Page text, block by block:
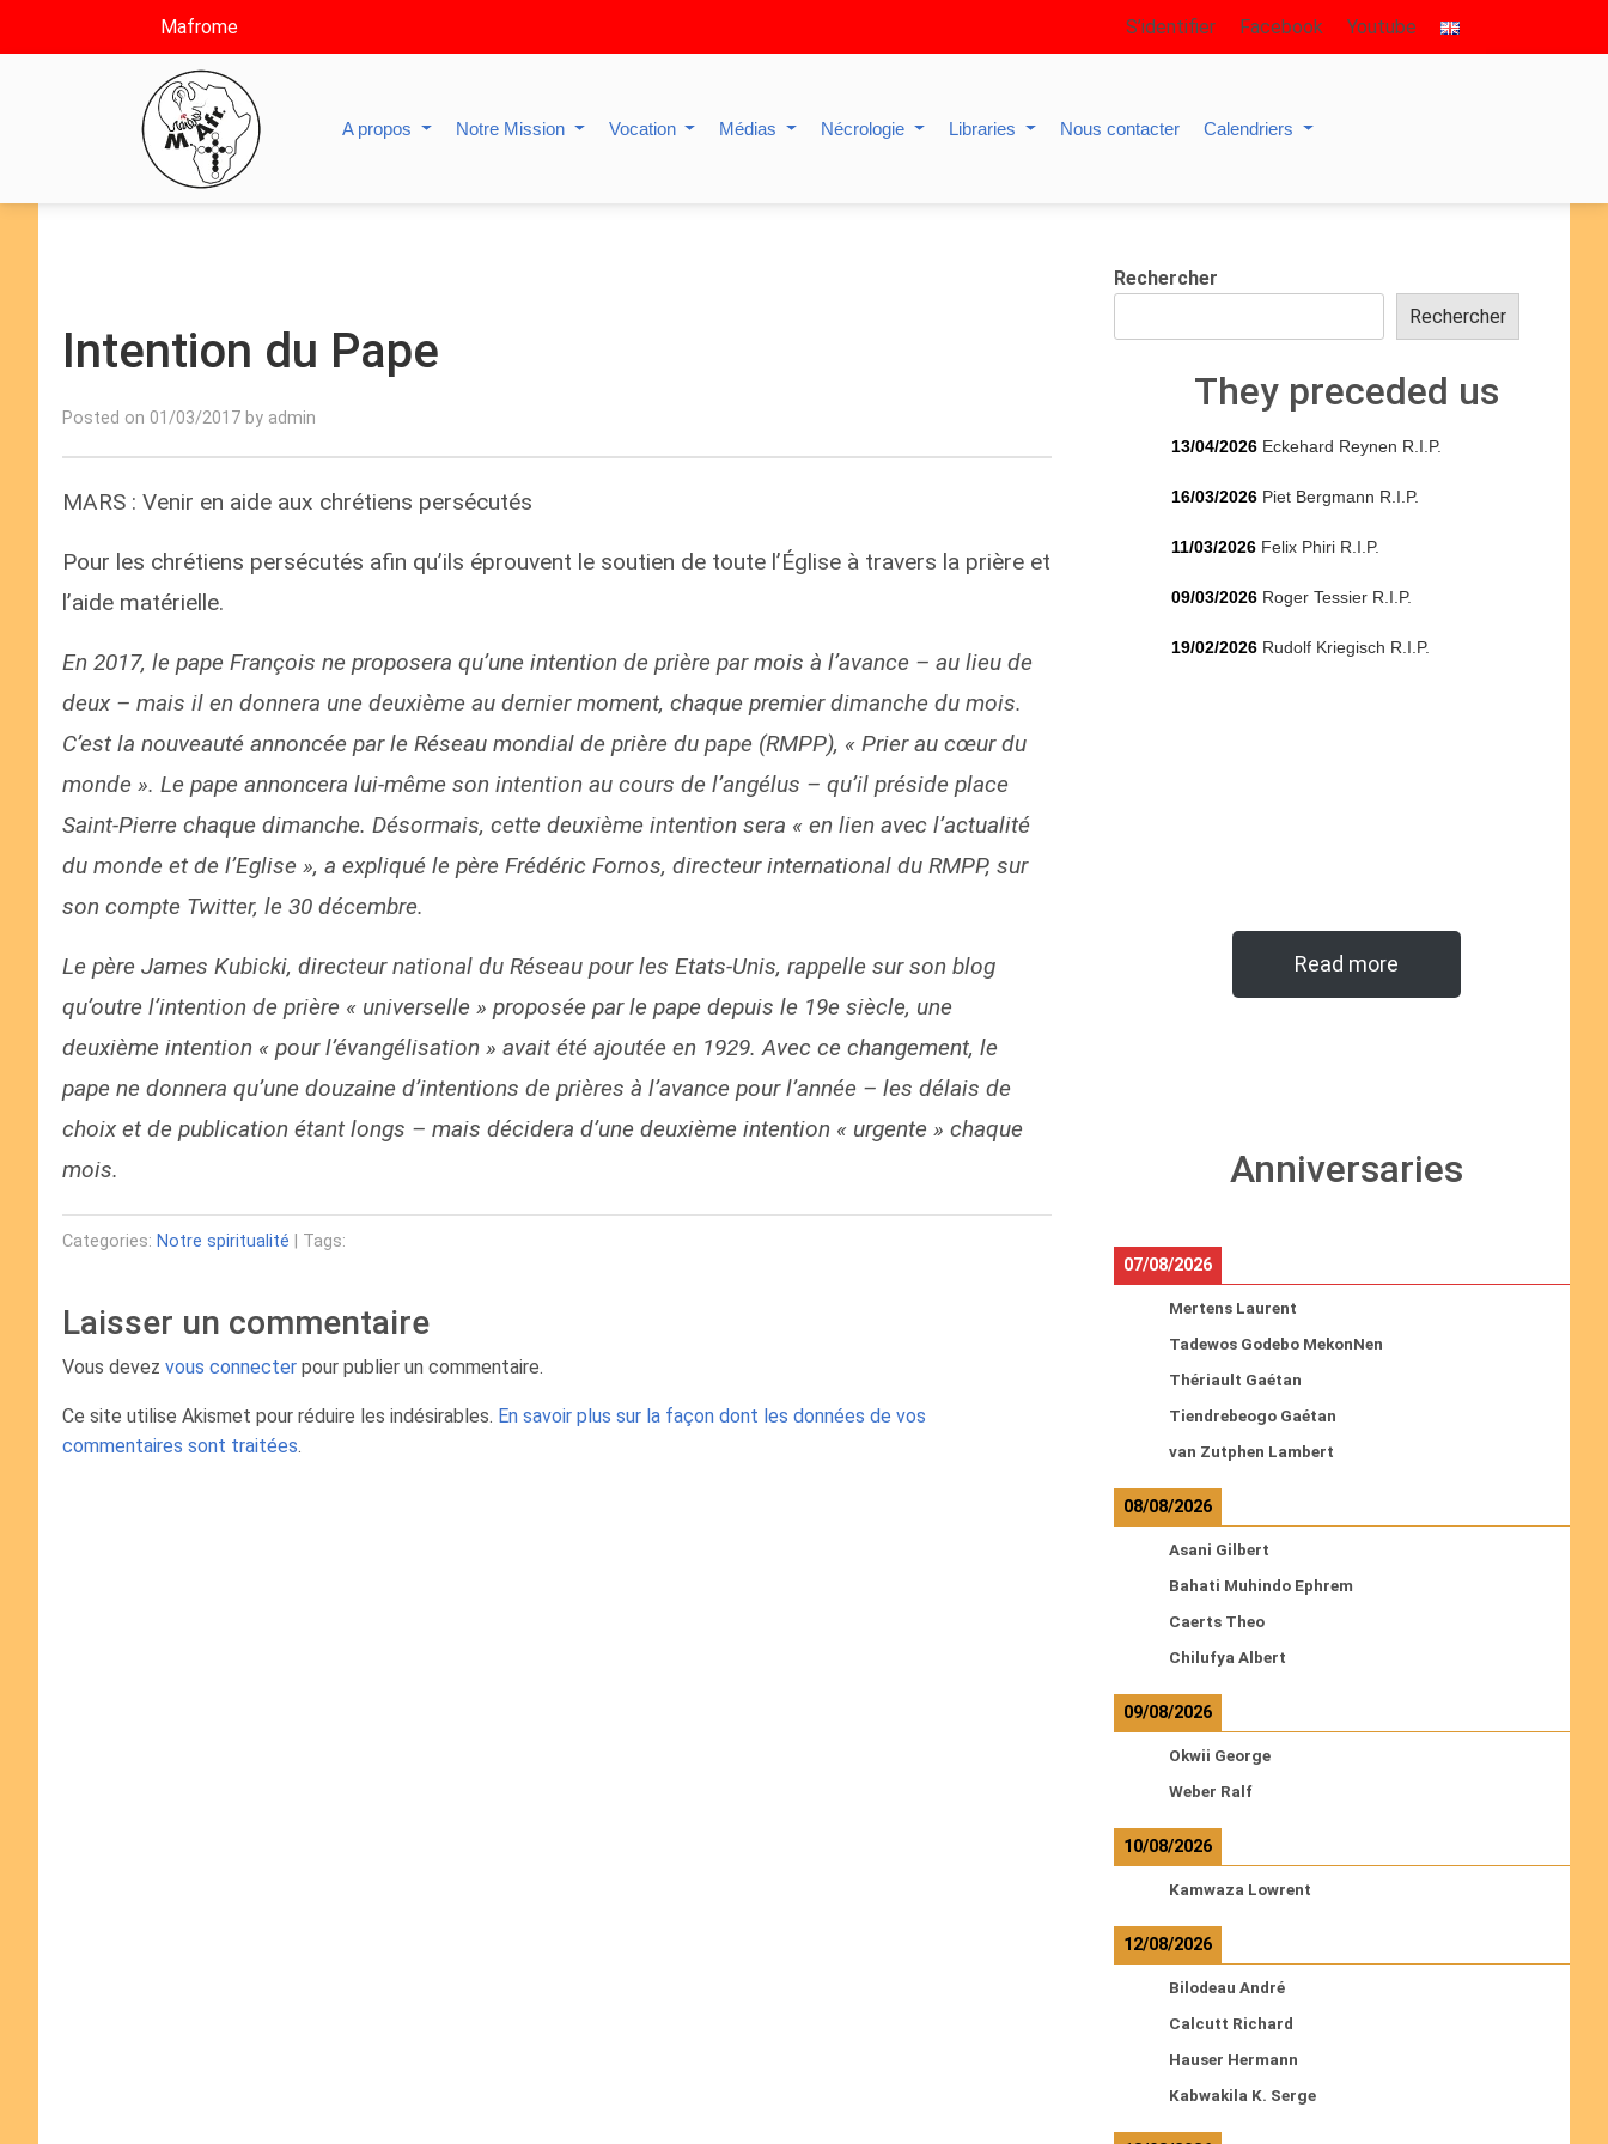
Mafrome S’identifier Facebook Youtube
A propos Notre Mission Vocation Médias Nécrologie Libraries Nous contacter Calendriers
Intention du Pape
Posted on 01/03/2017 by admin
MARS : Venir en aide aux chrétiens persécutés
Pour les chrétiens persécutés afin qu’ils éprouvent le soutien de toute l’Église à travers la prière et
l’aide matérielle.
En 2017, le pape François ne proposera qu’une intention de prière par mois à l’avance – au lieu de
deux – mais il en donnera une deuxième au dernier moment, chaque premier dimanche du mois.
C’est la nouveauté annoncée par le Réseau mondial de prière du pape (RMPP), « Prier au cœur du
monde ». Le pape annoncera lui-même son intention au cours de l’angélus – qu’il préside place
Saint-Pierre chaque dimanche. Désormais, cette deuxième intention sera « en lien avec l’actualité
du monde et de l’Eglise », a expliqué le père Frédéric Fornos, directeur international du RMPP, sur
son compte Twitter, le 30 décembre.
Le père James Kubicki, directeur national du Réseau pour les Etats-Unis, rappelle sur son blog
qu’outre l’intention de prière « universelle » proposée par le pape depuis le 19e siècle, une
deuxième intention « pour l’évangélisation » avait été ajoutée en 1929. Avec ce changement, le
pape ne donnera qu’une douzaine d’intentions de prières à l’avance pour l’année – les délais de
choix et de publication étant longs – mais décidera d’une deuxième intention « urgente » chaque
mois.
Categories: Notre spiritualité | Tags:
Laisser un commentaire
Vous devez vous connecter pour publier un commentaire.
Ce site utilise Akismet pour réduire les indésirables. En savoir plus sur la façon dont les données de vos
commentaires sont traitées.
Rechercher
Rechercher
They preceded us
13/04/2026 Eckehard Reynen R.I.P.
16/03/2026 Piet Bergmann R.I.P.
11/03/2026 Felix Phiri R.I.P.
09/03/2026 Roger Tessier R.I.P.
19/02/2026 Rudolf Kriegisch R.I.P.
Read more
Anniversaries
07/08/2026
Mertens Laurent
Tadewos Godebo MekonNen
Thériault Gaétan
Tiendrebeogo Gaétan
van Zutphen Lambert
08/08/2026
Asani Gilbert
Bahati Muhindo Ephrem
Caerts Theo
Chilufya Albert
09/08/2026
Okwii George
Weber Ralf
10/08/2026
Kamwaza Lowrent
12/08/2026
Bilodeau André
Calcutt Richard
Hauser Hermann
Kabwakila K. Serge